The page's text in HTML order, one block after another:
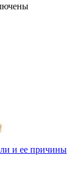
и ее причины